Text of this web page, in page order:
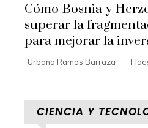
Cómo Bosnia y
superar la
para mejorar la
Urbana Ramos Barraza
CIENCIA Y